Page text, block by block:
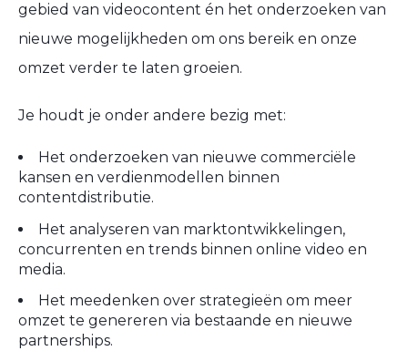
gebied van videocontent én het onderzoeken van
nieuwe mogelijkheden om ons bereik en onze
omzet verder te laten groeien.
Je houdt je onder andere bezig met:
Het onderzoeken van nieuwe commerciële
kansen en verdienmodellen binnen
contentdistributie.
Het analyseren van marktontwikkelingen,
concurrenten en trends binnen online video en
media.
Het meedenken over strategieën om meer
omzet te genereren via bestaande en nieuwe
partnerships.